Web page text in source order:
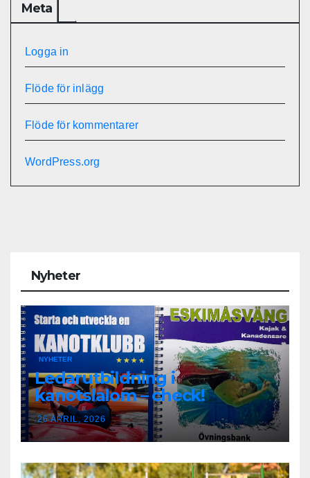
Meta
Logga in
Flöde för inlägg
Flöde för kommentarer
WordPress.org
Nyheter
NYHETER
Ledarutbildning i
kanotslalom – check!
26 APRIL, 2026